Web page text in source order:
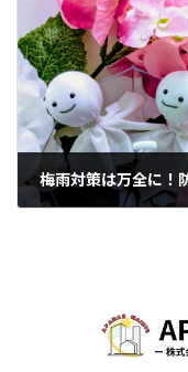
梅雨対策は万全に！